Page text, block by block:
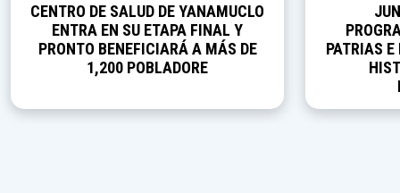
CENTRO DE SALUD DE YANAMUCLO
ENTRA EN SU ETAPA FINAL Y
PRONTO BENEFICIARÁ A MÁS DE
1,200 POBLADORE
PATRIAS